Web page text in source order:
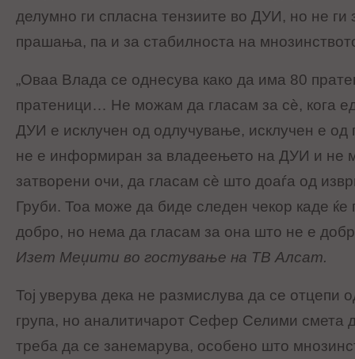
делумно ги спласна тензиите во ДУИ, но не ги
прашања, па и за стабилноста на
„Оваа Влада се однесува како да има 80
пратеници… Не можам да гласам за сѐ, кога
ДУИ е исклучен од одлучување, исклучен е од
не е информиран за владеењето на ДУИ и не
затворени очи, да гласам сѐ што доаѓа од
Груби. Тоа може да биде следен чекор каде
добро, но нема да гласам за она што не е
Изет Меџити во гостување на ТВ Алсат.
Тој уверува дека не размислува да се отцепи
група, но аналитичарот Сефер Селими смета
треба да се занемарува, особено што